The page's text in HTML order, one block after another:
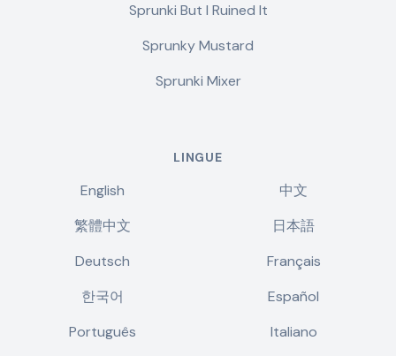
Sprunki But I Ruined It
Sprunky Mustard
Sprunki Mixer
LINGUE
English
中文
繁體中文
日本語
Deutsch
Français
한국어
Español
Português
Italiano